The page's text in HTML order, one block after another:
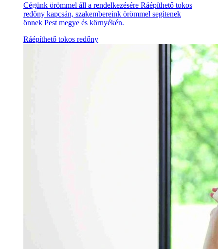
Cégünk örömmel áll a rendelkezésére Ráépíthető tokos
redőny kapcsán, szakembereink örömmel segítenek
önnek Pest megye és környékén.
Ráépíthető tokos redőny